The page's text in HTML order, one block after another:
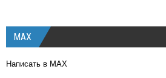
MAX
Написать в MAX